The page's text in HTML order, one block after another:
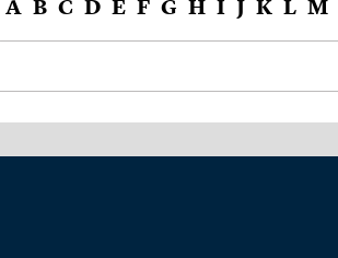
A B C D E F G H I J K L M